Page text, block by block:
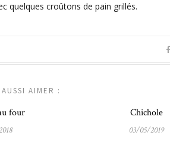
quelques croûtons de pain grillés.
AIMER :
four Chichole
03/05/2019